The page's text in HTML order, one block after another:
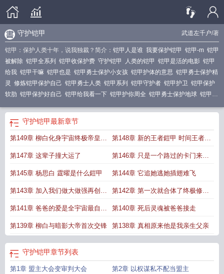
武道左千户/著
守护铠甲
铠甲：保护人类十年，说我独裁？简介： 铠甲人是谁 我要保护铠甲 铠甲-m 铠甲
被解除 铠甲全系列 铠甲收保护费 守护铠甲 人类的铠甲 铠甲是活的电影 铠甲
给我 铠甲干嘛 铠甲也是 铠甲勇士保护小女孩 铠甲护体的意思 铠甲勇士保护精
灵 修炼铠甲保护自己 铠甲勇士人类 铠甲系列 铠甲守护者 铠甲护卫 铠甲保护
软肋 铠甲保护好自己 铠甲给我看一下 铠甲护你周全 铠甲勇士保护地球 铠甲背
护头部的吗
铠甲的人 铠甲勇士保卫地球
守护铠甲最新章节
第149章 柳白化身宇宙终极帝皇不
再是顶点大结局
第148章 新的王者鎧甲 时间王者诞
生
第147章 这辈子撞大运了 第146章 只是一个路过的卡门来打
给我记住了
第145章 杨思白 霆曜是什么鎧甲 第144章 它追她逃她插翅难飞
第143章 加入我们做大做强再创辉
煌
第142章 第一次就合体了终极修罗
鎧甲
第141章 爸爸的爱是全宇宙最自私
的
第140章 死后灵魂被爸爸接走
第139章 柳白与暗影大帝首次交锋 第138章 真相原来他是我亲生父亲
守护铠甲章节列表
第1章 盟主大会变审判大会 第2章 以权谋私不配当盟主